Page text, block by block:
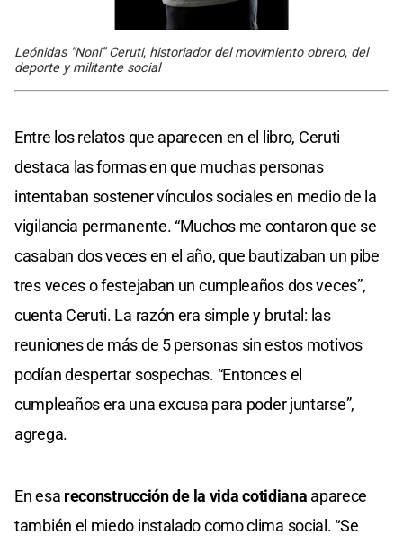
Leónidas “Noni” Ceruti, historiador del movimiento obrero, del
deporte y militante social
Entre los relatos que aparecen en el libro, Ceruti
destaca las formas en que muchas personas
intentaban sostener vínculos sociales en medio de la
vigilancia permanente. “Muchos me contaron que se
casaban dos veces en el año, que bautizaban un pibe
tres veces o festejaban un cumpleaños dos veces”,
cuenta Ceruti. La razón era simple y brutal: las
reuniones de más de 5 personas sin estos motivos
podían despertar sospechas. “Entonces el
cumpleaños era una excusa para poder juntarse”,
agrega.
En esa reconstrucción de la vida cotidiana aparece
también el miedo instalado como clima social. “Se